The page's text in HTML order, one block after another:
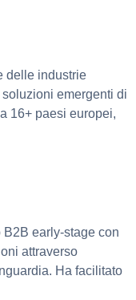
delle industrie
emergenti di
16+ paesi europei,
early-stage con
attraverso
Ha facilitato